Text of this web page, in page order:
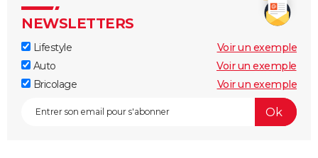
NEWSLETTERS
Lifestyle
Voir un exemple
Auto
Voir un exemple
Bricolage
Voir un exemple